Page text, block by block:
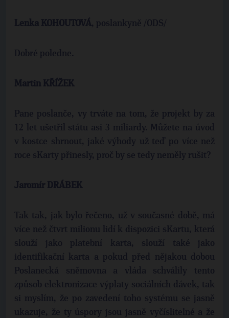
Lenka KOHOUTOVÁ, poslankyně /ODS/
Dobré poledne.
Martin KŘÍŽEK
Pane poslanče, vy trváte na tom, že projekt by za
12 let ušetřil státu asi 3 miliardy. Můžete na úvod
v kostce shrnout, jaké výhody už teď po více než
roce sKarty přinesly, proč by se tedy neměly rušit?
Jaromír DRÁBEK
Tak tak, jak bylo řečeno, už v současné době, má
více než čtvrt milionu lidí k dispozici sKartu, která
slouží jako platební karta, slouží také jako
identifikační karta a pokud před nějakou dobou
Poslanecká sněmovna a vláda schválily tento
způsob elektronizace výplaty sociálních dávek, tak
si myslím, že po zavedení toho systému se jasně
ukazuje, že ty úspory jsou jasně vyčíslitelné a že